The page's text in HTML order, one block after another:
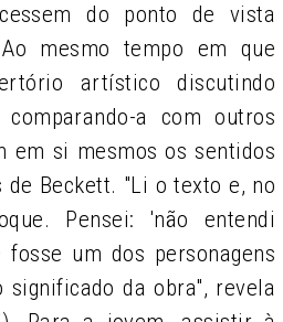
do ponto de vista
mesmo tempo em que
artístico discutindo
a com outros
em si mesmos os sentidos
de Beckett. "Li o texto e, no
Pensei: 'não entendi
um dos personagens
significado da obra", revela